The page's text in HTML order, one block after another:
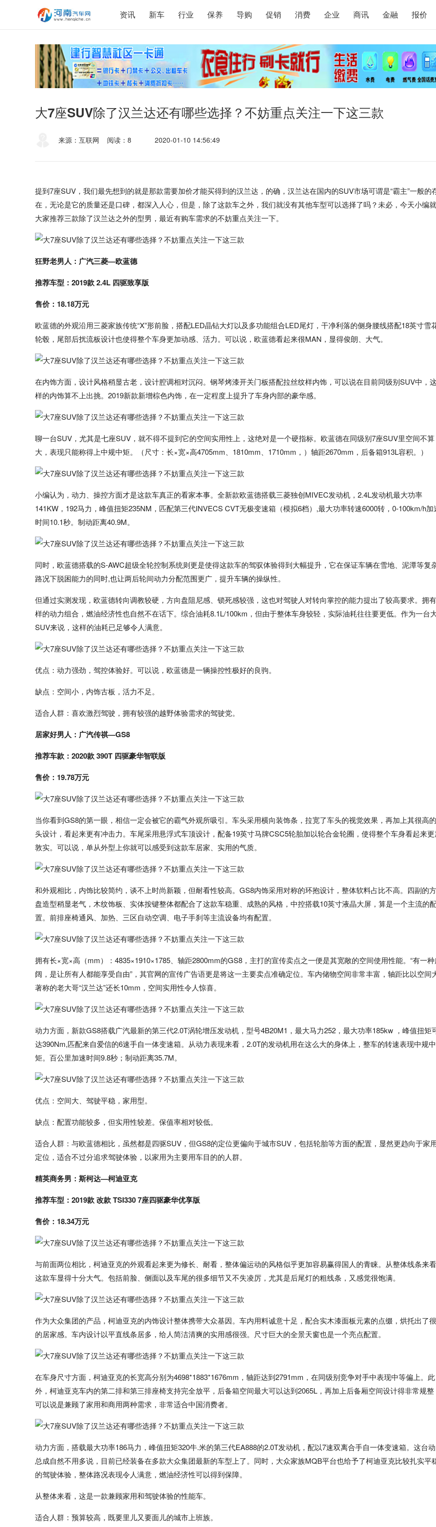
资讯 新车 行业 保养 导购 促销 消费 企业 商讯 金融 报价
大7座SUV除了汉兰达还有哪些选择？不妨重点关注一下这三款
来源：互联网 阅读：8 2020-01-10 14:56:49
提到7座SUV，我们最先想到的就是那款需要加价才能买得到的汉兰达，的确，汉兰达在国内的SUV市场可谓是“霸主”一般的
在，无论是它的质量还是口碑，都深入人心，但是，除了这款车之外，我们就没有其他车型可以选择了吗？未必，今天小编
大家推荐三款除了汉兰达之外的型男，最近有购车需求的不妨重点关注一下。
狂野老男人：广汽三菱—欧蓝德
推荐车型：2019款 2.4L 四驱致享版
售价：18.18万元
欧蓝德的外观沿用三菱家族传统“X”形前脸，搭配LED晶钻大灯以及多功能组合LED尾灯，干净利落的侧身腰线搭配18英寸雪
轮毂，尾部后扰流板设计也使得整个车身更加动感、活力。可以说，欧蓝德看起来很MAN，显得俊朗、大气。
在内饰方面，设计风格稍显古老，设计腔调相对沉闷。钢琴烤漆开关门板搭配拉丝纹样内饰，可以说在目前同级别SUV中，
样的内饰算不上出挑。2019新款新增棕色内饰，在一定程度上提升了车身内部的豪华感。
聊一台SUV，尤其是七座SUV，就不得不提到它的空间实用性上，这绝对是一个硬指标。欧蓝德在同级别7座SUV里空间不算
大，表现只能称得上中规中矩。（尺寸：长×宽×高4705mm、1810mm、1710mm，）轴距2670mm，后备箱913L容积。）
小编认为，动力、操控方面才是这款车真正的看家本事。全新款欧蓝德搭载三菱独创MIVEC发动机，2.4L发动机最大功率
141KW，192马力，峰值扭矩235NM，匹配第三代INVECS CVT无极变速箱（模拟6档）,最大功率转速6000转，0-100km/h加
时间10.1秒。制动距离40.9M。
同时，欧蓝德搭载的S-AWC超级全轮控制系统则更是使得这款车的驾驭体验得到大幅提升，它在保证车辆在雪地、泥潭等复
路况下脱困能力的同时,也让两后轮间动力分配范围更广，提升车辆的操纵性。
但通过实测发现，欧蓝德转向调教较硬，方向盘阻尼感、锁死感较强，这也对驾驶人对转向掌控的能力提出了较高要求。拥
样的动力组合，燃油经济性也自然不在话下。综合油耗8.1L/100km，但由于整体车身较轻，实际油耗往往要更低。作为一台
SUV来说，这样的油耗已足够令人满意。
优点：动力强劲，驾控体验好。可以说，欧蓝德是一辆操控性极好的良驹。
缺点：空间小，内饰古板，活力不足。
适合人群：喜欢激烈驾驶，拥有较强的越野体验需求的驾驶党。
居家好男人：广汽传祺—GS8
推荐车款：2020款 390T 四驱豪华智联版
售价：19.78万元
当你看到GS8的第一眼，相信一定会被它的霸气外观所吸引。车头采用横向装饰条，拉宽了车头的视觉效果，再加上其很高
头设计，看起来更有冲击力。车尾采用悬浮式车顶设计，配备19英寸马牌CSC5轮胎加以轮合金轮圈，使得整个车身看起来更
敦实。可以说，单从外型上你就可以感受到这款车居家、实用的气质。
和外观相比，内饰比较简约，谈不上时尚新颖，但耐看性较高。GS8内饰采用对称的环抱设计，整体软料占比不高。四副的
盘造型稍显老气，木纹饰板、实体按键整体都配合了这款车稳重、成熟的风格，中控搭载10英寸液晶大屏，算是一个主流的
置。前排座椅通风、加热、三区自动空调、电子手刹等主流设备均有配置。
拥有长×宽×高（mm）：4835×1910×1785、轴距2800mm的GS8，主打的宣传卖点之一便是其宽敞的空间使用性能。“有一
阔，是让所有人都能享受自由”，其官网的宣传广告语更是将这一主要卖点准确定位。车内储物空间非常丰富，轴距比以空间
著称的老大哥“汉兰达”还长10mm，空间实用性令人惊喜。
动力方面，新款GS8搭载广汽最新的第三代2.0T涡轮增压发动机，型号4B20M1，最大马力252，最大功率185kw ，峰值扭矩
达390Nm,匹配来自爱信的6速手自一体变速箱。从动力表现来看，2.0T的发动机用在这么大的身体上，整车的转速表现中规中
矩。百公里加速时间9.8秒；制动距离35.7M。
优点：空间大、驾驶平稳，家用型。
缺点：配置功能较多，但实用性较差。保值率相对较低。
适合人群：与欧蓝德相比，虽然都是四驱SUV，但GS8的定位更偏向于城市SUV，包括轮胎等方面的配置，显然更趋向于家
定位，适合不过分追求驾驶体验，以家用为主要用车目的的人群。
精英商务男：斯柯达—柯迪亚克
推荐车型：2019款 改款 TSI330 7座四驱豪华优享版
售价：18.34万元
与前面两位相比，柯迪亚克的外观看起来更为修长、耐看，整体偏运动的风格似乎更加容易赢得国人的青睐。从整体线条来看
这款车显得十分大气。包括前脸、侧面以及车尾的很多细节又不失凌厉，尤其是后尾灯的粗线条，又感觉很饱满。
作为大众集团的产品，柯迪亚克的内饰设计整体携带大众基因。车内用料诚意十足，配合实木漆面板元素的点缀，烘托出了
的居家感。车内设计以平直线条居多，给人简洁清爽的实用感很强。尺寸巨大的全景天窗也是一个亮点配置。
在车身尺寸方面，柯迪亚克的长宽高分别为4698*1883*1676mm，轴距达到2791mm，在同级别竞争对手中表现中等偏上。此
外，柯迪亚克车内的第二排和第三排座椅支持完全放平，后备箱空间最大可以达到2065L，再加上后备厢空间设计得非常规整
可以说是兼顾了家用和商用两种需求，非常适合中国消费者。
动力方面，搭载最大功率186马力，峰值扭矩320牛.米的第三代EA888的2.0T发动机，配以7速双离合手自一体变速箱。这台
总成自然不用多说，目前已经装备在多款大众集团最新的车型上了。同时，大众家族MQB平台也给予了柯迪亚克比较扎实平
的驾驶体验，整体路况表现令人满意，燃油经济性可以得到保障。
从整体来看，这是一款兼顾家用和驾驶体验的性能车。
适合人群：预算较高，既要里儿又要面儿的城市上班族。